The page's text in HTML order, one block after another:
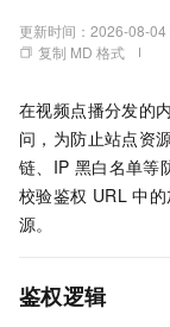
更新时间： 2026-08-04
复制 MD 格式
在视频点播分发的
问，为防止站点资
链、IP 黑白名单等
校验鉴权 URL 中
源。
鉴权逻辑